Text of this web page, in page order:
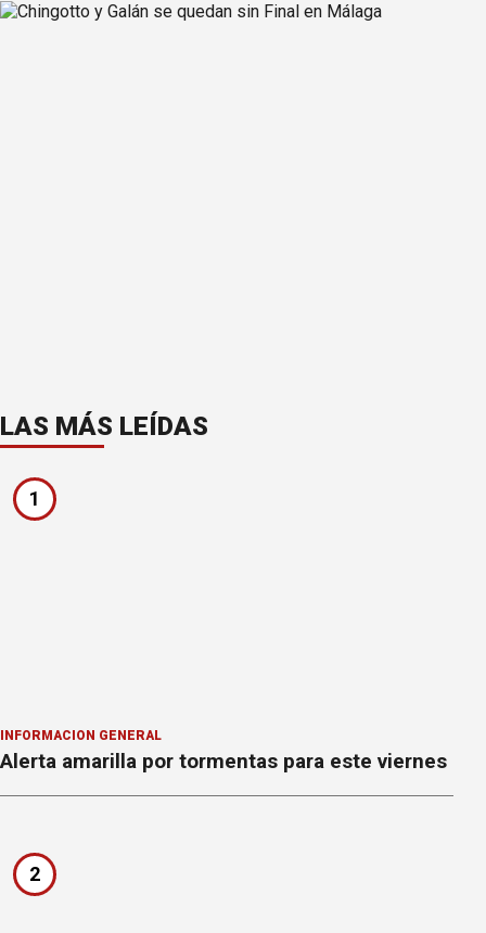
LAS MÁS LEÍDAS
1
INFORMACION GENERAL
Alerta amarilla por tormentas para este viernes
2